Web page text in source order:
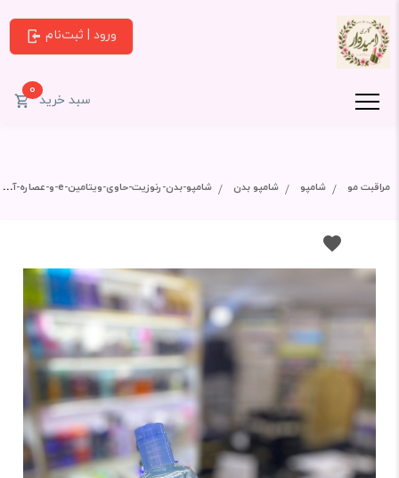
ورود | ثبت‌نام
سبد خرید0
مراقبت مو شامپو شامپو بدن شامپو-بدن-رنوزیت-حاوی-ویتامین-e-و-عصاره-آلوئه-ورا-مدل-کول-کیک-حجم-400-میل